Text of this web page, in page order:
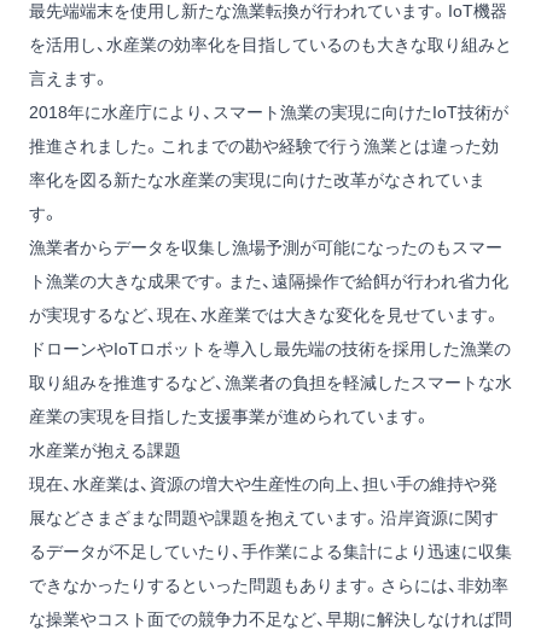
最先端端末を使用し新たな漁業転換が行われています。IoT機器
を活用し、水産業の効率化を目指しているのも大きな取り組みと
言えます。
2018年に水産庁により、スマート漁業の実現に向けたIoT技術が
推進されました。これまでの勘や経験で行う漁業とは違った効
率化を図る新たな水産業の実現に向けた改革がなされていま
す。
漁業者からデータを収集し漁場予測が可能になったのもスマー
ト漁業の大きな成果です。また、遠隔操作で給餌が行われ省力化
が実現するなど、現在、水産業では大きな変化を見せています。
ドローンやIoTロボットを導入し最先端の技術を採用した漁業の
取り組みを推進するなど、漁業者の負担を軽減したスマートな水
産業の実現を目指した支援事業が進められています。
水産業が抱える課題
現在、水産業は、資源の増大や生産性の向上、担い手の維持や発
展などさまざまな問題や課題を抱えています。沿岸資源に関す
るデータが不足していたり、手作業による集計により迅速に収集
できなかったりするといった問題もあります。さらには、非効率
な操業やコスト面での競争力不足など、早期に解決しなければ問